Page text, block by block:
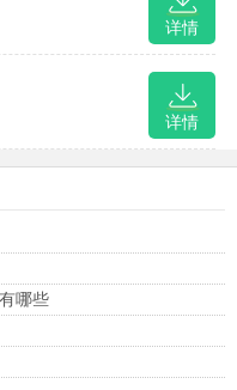
详情
详情
哪些